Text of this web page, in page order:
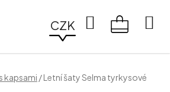
CZK
Hledat
kapsami /Letní šaty Selma tyrkysové